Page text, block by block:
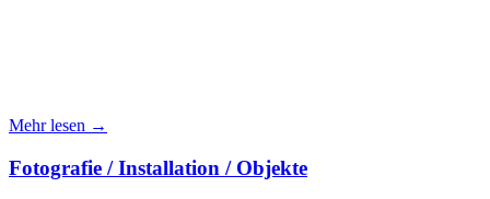
Mehr lesen →
Fotografie / Installation / Objekte